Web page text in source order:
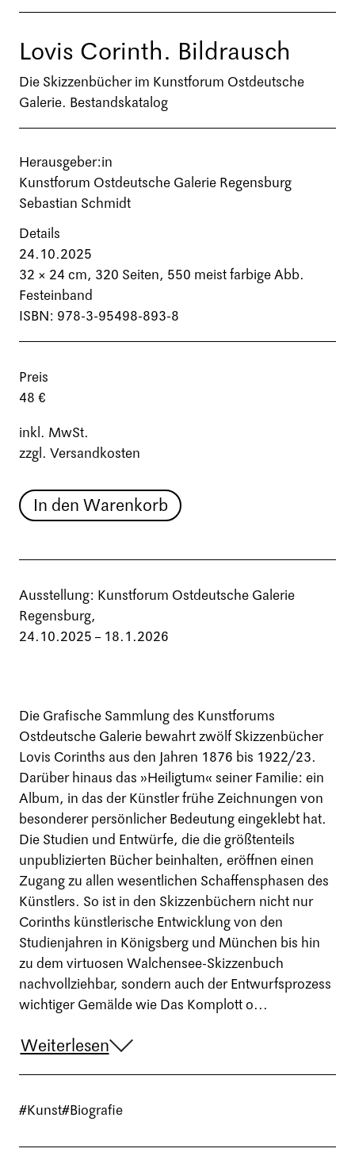
Lovis Corinth. Bildrausch
Die Skizzenbücher im Kunstforum Ostdeutsche
Galerie. Bestandskatalog
Herausgeber:in
Kunstforum Ostdeutsche Galerie Regensburg
Sebastian Schmidt
Details
24.10.2025
32 × 24 cm, 320 Seiten, 550 meist farbige Abb.
Festeinband
ISBN: 978-3-95498-893-8
Preis
48 €
inkl. MwSt.
zzgl. Versandkosten
In den Warenkorb
Ausstellung: Kunstforum Ostdeutsche Galerie
Regensburg,
24.10.2025 – 18.1.2026
Die Grafische Sammlung des Kunstforums
Ostdeutsche Galerie bewahrt zwölf Skizzenbücher
Lovis Corinths aus den Jahren 1876 bis 1922/23.
Darüber hinaus das »Heiligtum« seiner Familie: ein
Album, in das der Künstler frühe Zeichnungen von
besonderer persönlicher Bedeutung eingeklebt hat.
Die Studien und Entwürfe, die die größtenteils
unpublizierten Bücher beinhalten, eröffnen einen
Zugang zu allen wesentlichen Schaffensphasen des
Künstlers. So ist in den Skizzenbüchern nicht nur
Corinths künstlerische Entwicklung von den
Studienjahren in Königsberg und München bis hin
zu dem virtuosen Walchensee-Skizzenbuch
nachvollziehbar, sondern auch der Entwurfsprozess
wichtiger Gemälde wie Das Komplott o...
Weiterlesen
#Kunst#Biografie